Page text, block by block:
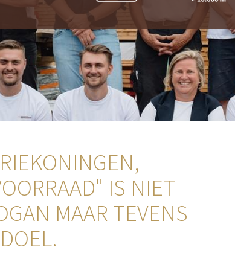
IS NIET
MAAR TEVENS